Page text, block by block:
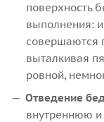
поверхность
выполнения:
совершаются
выталкивая
ровной,
Отведение
внутреннюю